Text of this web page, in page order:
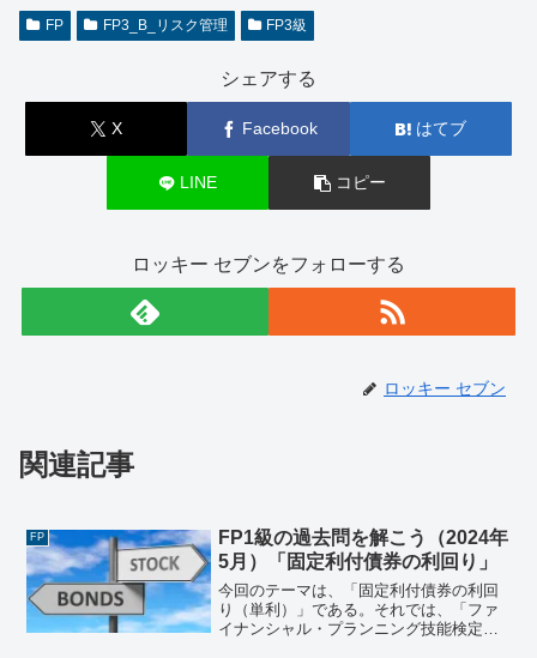
FP FP3_B_リスク管理 FP3級
シェアする
X Facebook はてブ
LINE コピー
ロッキー セブンをフォローする
ロッキー セブン
関連記事
FP
FP1級の過去問を解こう（2024年
5月）「固定利付債券の利回り」
今回のテーマは、「固定利付債券の利回
り（単利）」である。それでは、「ファ
イナンシャル・プランニング技能検定